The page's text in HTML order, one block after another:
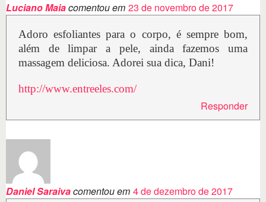
Luciano Maiacomentou em 23 de novembro de 2017
Adoro esfoliantes para o corpo, é sempre bom,
além de limpar a pele, ainda fazemos uma
massagem deliciosa. Adorei sua dica, Dani!
http://www.entreeles.com/
Responder
Daniel Saraivacomentou em 4 de dezembro de 2017